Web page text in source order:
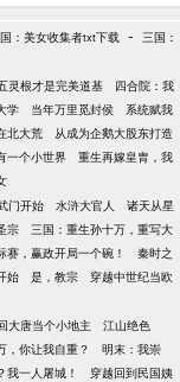
作弊器的辅助下，醒
自己的帝国！
：美女收集者txt下载 - 三国：
灵根才是完美道基
四合院：我
学 当年万里觅封侯
系统赋我
北大荒
从成为企鹅大股东打造
一个小世界
重生再嫁皇胄，我
门开始 水浒大官人
诸天从星
宗
三国：重生孙十万，重写大
赛，赢政开局一个碗！
秦时之
始 是，教宗
穿越中世纪当欧
大唐当个小地主
江山绝色
，你让我自重？
明末：我崇
我一人屠城！
穿越回到民国姨